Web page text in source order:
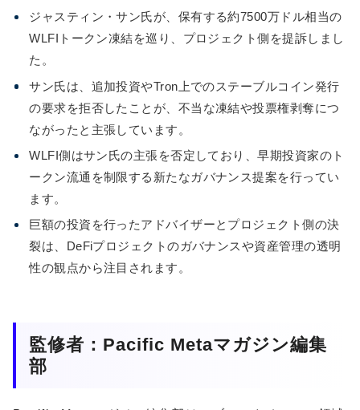
ジャスティン・サン氏が、保有する約7500万ドル相当の
WLFIトークン凍結を巡り、プロジェクト側を提訴しまし
た。
サン氏は、追加投資やTron上でのステーブルコイン発行
の要求を拒否したことが、不当な凍結や投票権剥奪につ
ながったと主張しています。
WLFI側はサン氏の主張を否定しており、早期投資家のト
ークン流通を制限する新たなガバナンス提案を行ってい
ます。
巨額の投資を行ったアドバイザーとプロジェクト側の決
裂は、DeFiプロジェクトのガバナンスや資産管理の透明
性の観点から注目されます。
監修者：Pacific Metaマガジン編集
部